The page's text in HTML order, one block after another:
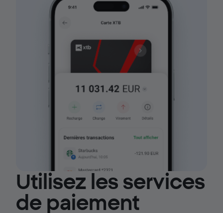
Utilisez les services
de paiement